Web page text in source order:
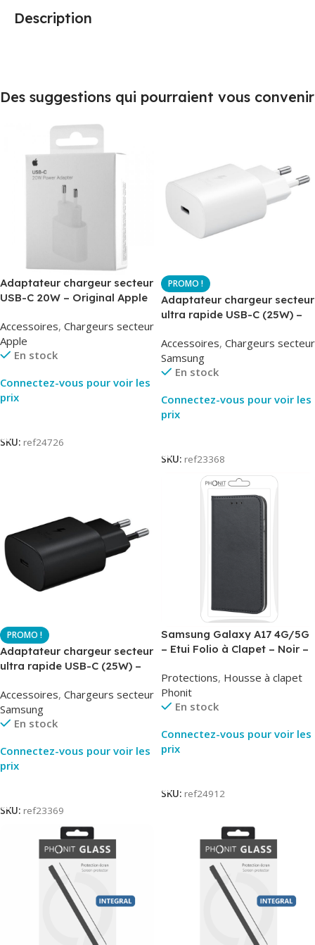
Description
Des suggestions qui pourraient vous convenir
Adaptateur chargeur secteur
USB-C 20W – Original Apple
Original
Accessoires, Chargeurs secteur
Apple
En stock
Connectez-vous pour voir les
prix
SKU: ref24726
Adaptateur chargeur secteur
ultra rapide USB-C (25W) –
EP-TA800
Accessoires, Chargeurs secteur
Samsung
En stock
Connectez-vous pour voir les
prix
SKU: ref23368
Adaptateur chargeur secteur
ultra rapide USB-C (25W) –
TA800
Accessoires, Chargeurs secteur
Samsung
En stock
Connectez-vous pour voir les
prix
SKU: ref23369
Samsung Galaxy A17 4G/5G
– Etui Folio à Clapet – Noir –
Protections, Housse à clapet
Phonit
En stock
Connectez-vous pour voir les
prix
SKU: ref24912